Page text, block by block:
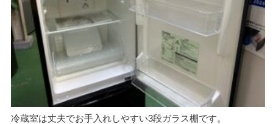
冷蔵室は丈夫でお手入れしやすい3段ガラス棚です。